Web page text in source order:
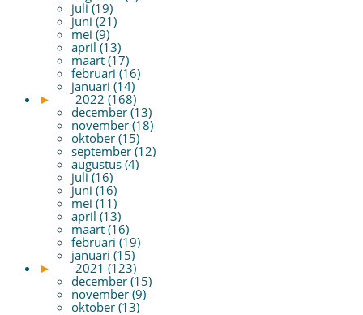
juli (19)
juni (21)
mei (9)
april (13)
maart (17)
februari (16)
januari (14)
►
2022 (168)
december (13)
november (18)
oktober (15)
september (12)
augustus (4)
juli (16)
juni (16)
mei (11)
april (13)
maart (16)
februari (19)
januari (15)
►
2021 (123)
december (15)
november (9)
oktober (13)